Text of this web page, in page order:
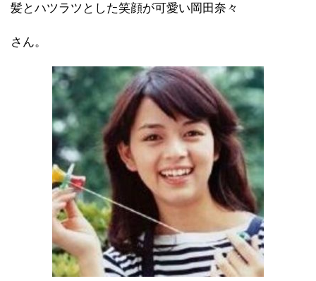
髪とハツラツとした笑顔が可愛い岡田奈々
さん。